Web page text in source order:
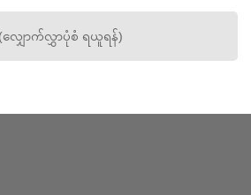
(လျှောက်လွှာပုံစံ ရယူရန်)